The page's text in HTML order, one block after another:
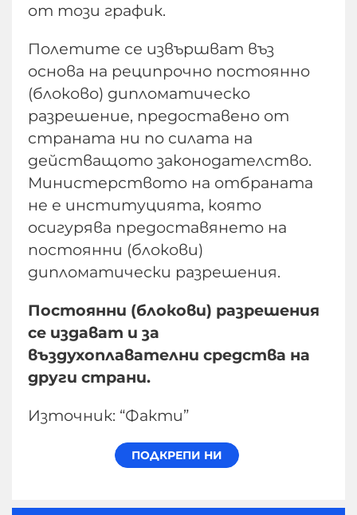
от този график.
Полетите се извършват въз
основа на реципрочно постоянно
(блоково) дипломатическо
разрешение, предоставено от
страната ни по силата на
действащото законодателство.
Министерството на отбраната
не е институцията, която
осигурява предоставянето на
постоянни (блокови)
дипломатически разрешения.
Постоянни (блокови) разрешения
се издават и за
въздухоплавателни средства на
други страни.
Източник: “Факти”